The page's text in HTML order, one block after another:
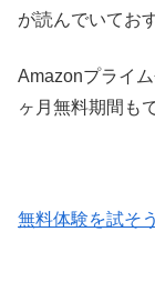
が読んでいてお
Amazonプライ
ヶ月無料期間も
無料体験を試そ